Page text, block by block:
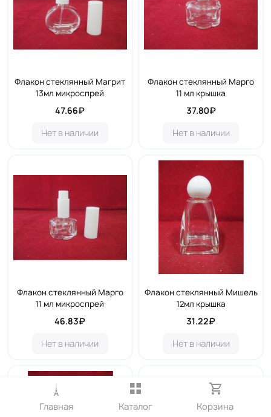
Флакон стеклянный Магрит
13мл микроспрей
47.66₽
Нет в наличии
Флакон стеклянный Марго
11 мл крышка
37.80₽
Нет в наличии
Флакон стеклянный Марго
11 мл микроспрей
46.83₽
Нет в наличии
Флакон стеклянный Мишель
12мл крышка
31.22₽
Нет в наличии
Главная Каталог Корзина